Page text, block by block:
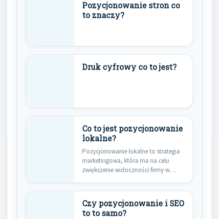
Pozycjonowanie stron co
to znaczy?
Druk cyfrowy co to jest?
Co to jest pozycjonowanie
lokalne?
Pozycjonowanie lokalne to strategia
marketingowa, która ma na celu
zwiększenie widoczności firmy w
Czy pozycjonowanie i SEO
to to samo?